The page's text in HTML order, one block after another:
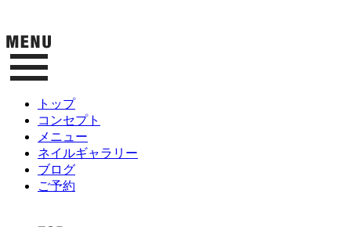
トップ
コンセプト
メニュー
ネイルギャラリー
ブログ
ご予約